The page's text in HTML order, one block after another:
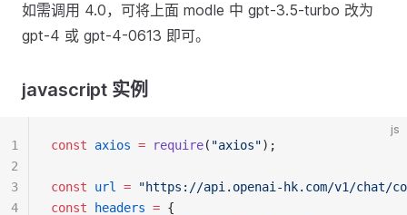
如需调用 4.0，可将上面 modle 中 gpt-3.5-turbo 改为
gpt-4 或 gpt-4-0613 即可。
javascript 实例
js
const axios = require( "axios");
const url =
"https://api.openai-hk.com/v1/chat/
const
headers = {
1
2
3
4